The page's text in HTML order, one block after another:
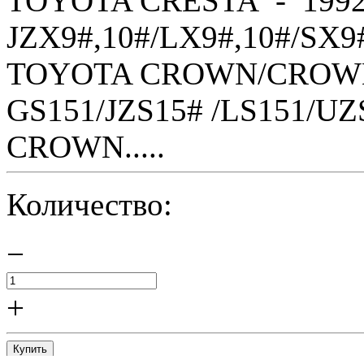
JZX9#,10#/LX9#,10#/
TOYOTA CROWN/
GS151/JZS15# /LS151/
CROWN.....
Количество:
−
+
Купить